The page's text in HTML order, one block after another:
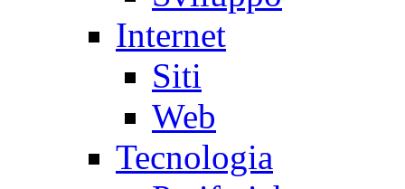
Internet
Siti
Web
Tecnologia